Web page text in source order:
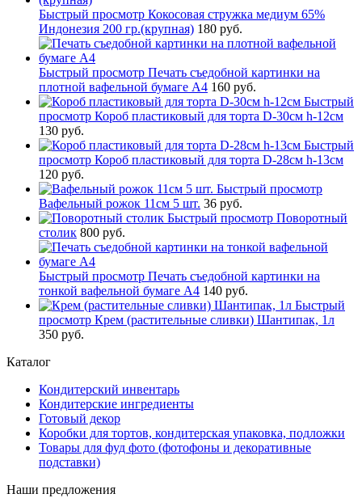
Быстрый просмотр Кокосовая стружка медиум 65%
Индонезия 200 гр.(крупная) 180 руб.
Быстрый просмотр Печать съедобной картинки на
плотной вафельной бумаге А4 160 руб.
Быстрый
просмотр Короб пластиковый для торта D-30см h-12см
130 руб.
Быстрый
просмотр Короб пластиковый для торта D-28см h-13см
120 руб.
Быстрый просмотр
Вафельный рожок 11см 5 шт. 36 руб.
Быстрый просмотр Поворотный
столик 800 руб.
Быстрый просмотр Печать съедобной картинки на
тонкой вафельной бумаге А4 140 руб.
Быстрый
просмотр Крем (растительные сливки) Шантипак, 1л
350 руб.
Каталог
Кондитерский инвентарь
Кондитерские ингредиенты
Готовый декор
Коробки для тортов, кондитерская упаковка, подложки
Товары для фуд фото (фотофоны и декоративные
подставки)
Наши предложения